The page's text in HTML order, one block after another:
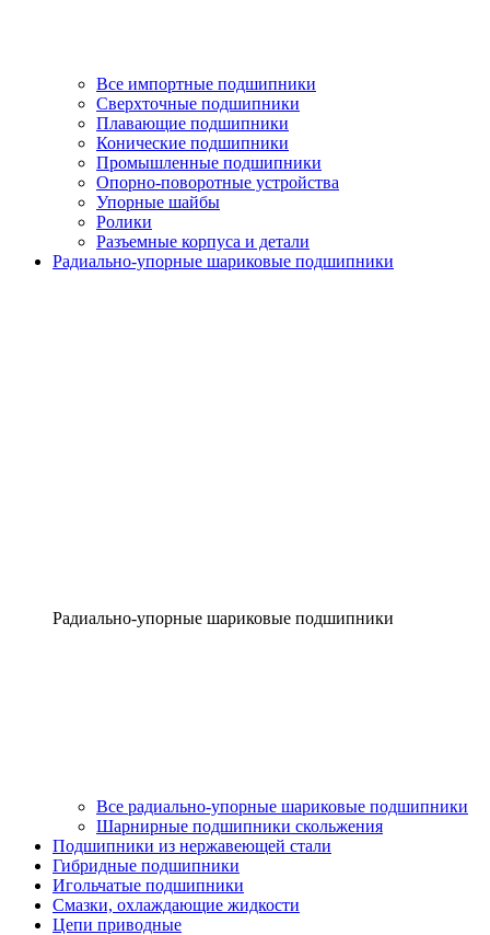
Все импортные подшипники
Сверхточные подшипники
Плавающие подшипники
Конические подшипники
Промышленные подшипники
Опорно-поворотные устройства
Упорные шайбы
Ролики
Разъемные корпуса и детали
Радиально-упорные шариковые подшипники
Радиально-упорные шариковые подшипники
Все радиально-упорные шариковые подшипники
Шарнирные подшипники скольжения
Подшипники из нержавеющей стали
Гибридные подшипники
Игольчатые подшипники
Смазки, охлаждающие жидкости
Цепи приводные